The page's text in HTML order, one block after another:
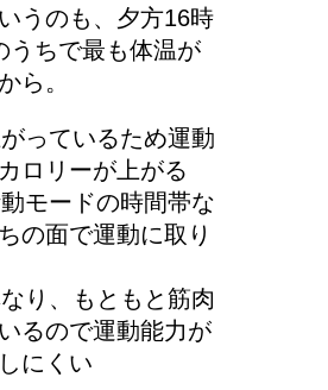
猫の長毛は雑種でも可愛
いの？！
労災保険の請求で病院が
の？
うのも、夕方16時
うちで最も体温が
ら。
っているため運動
ロリーが上がる
モードの時間帯な
の面で運動に取り
り、もともと筋肉
るので運動能力が
にくい